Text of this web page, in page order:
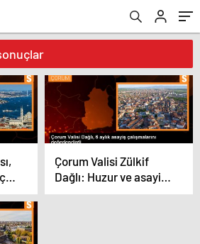
Çorum Valisi Zülkif
Dağlı: Huzur ve asayiş
çalışmalarının